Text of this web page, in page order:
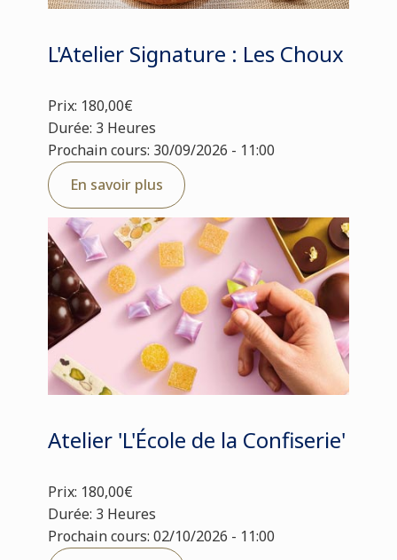
L'Atelier Signature : Les Choux
Prix: 180,00€
Durée: 3 Heures
Prochain cours: 30/09/2026 - 11:00
En savoir plus
Atelier 'L'École de la Confiserie'
Prix: 180,00€
Durée: 3 Heures
Prochain cours: 02/10/2026 - 11:00